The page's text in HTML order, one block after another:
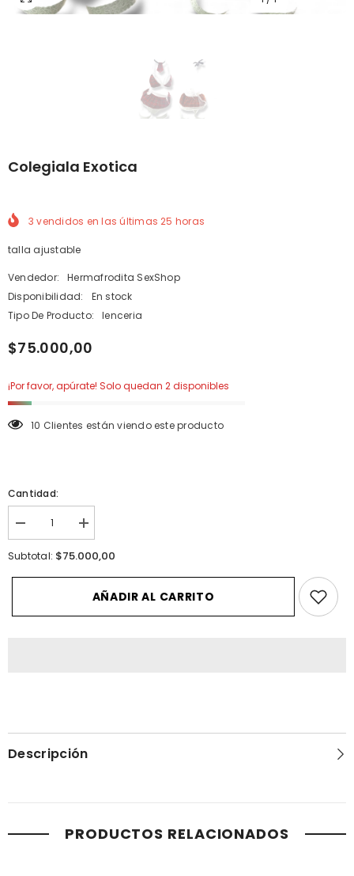
Colegiala Exotica
3 vendidos en las últimas25 horas
talla ajustable
Vendedor:
Hermafrodita SexShop
Disponibilidad:
En stock
Tipo De Producto:
lenceria
$75.000,00
¡Por favor, apúrate! Solo quedan 2 disponibles
10 Clientes están viendo este producto
Cantidad:
Error:
Missing
interpolation
value
&quot;producto&quot;
I18n
Error:
Missing
interpolation
value
&quot;producto&quot;
for
Subtotal: $75.000,00
AÑADIR AL CARRITO
Descripción
PRODUCTOS RELACIONADOS